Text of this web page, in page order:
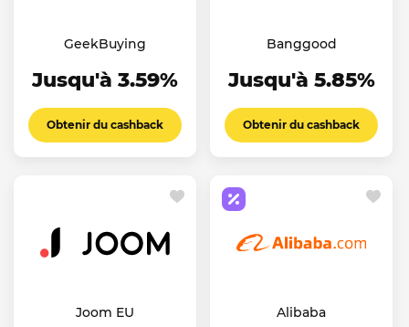
GeekBuying
Jusqu'à 3.59%
Obtenir du cashback
Banggood
Jusqu'à 5.85%
Obtenir du cashback
Joom EU Alibaba